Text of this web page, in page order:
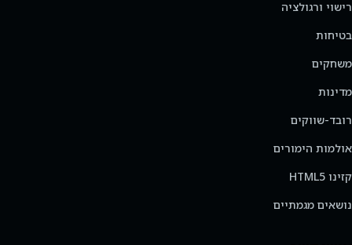
רישוי ורגולציה
בטיחות
משחקים
מדינות
רובד-שווקים
אולמות הימורים
קזינו HTML5
נושאים מגמתיים